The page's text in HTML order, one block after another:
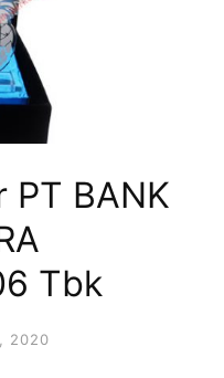
PT BANK
Tbk
2020